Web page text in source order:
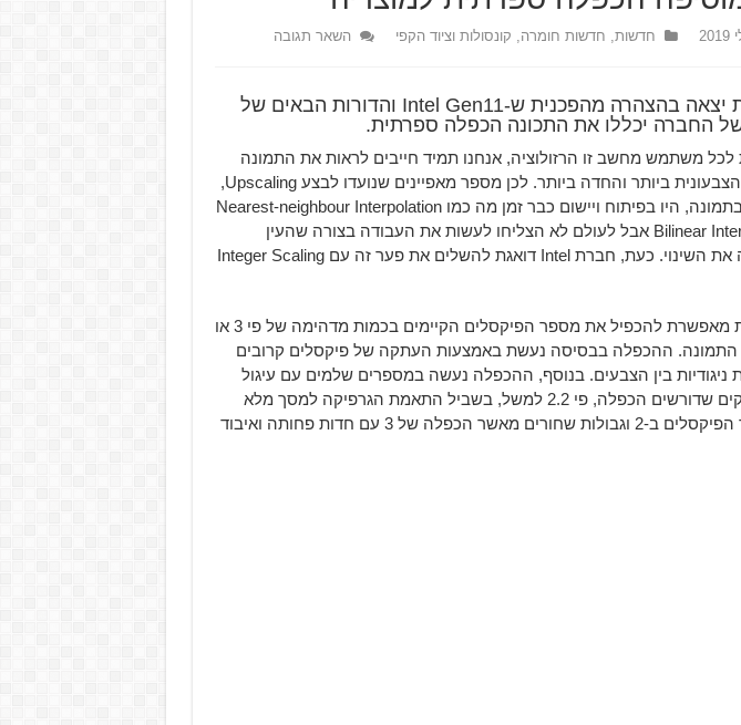
חדשות, חדשות חומרה, קונסולות וציוד הקפי
השאר תגובה
חברת Intel העולמית יצאה בהצהרה מהפכנית ש-Intel Gen11 והדורות הבאים של
החברה יכללו את התכונה הכפלה ספרתית.
משתמש מחשב זו הרזולוציה, אנחנו תמיד חייבים לראות את התמונה
בצורה המדויקת ביותר, הצבעונית ביותר והחדה ביותר. לכן מספר מאפיינים שנועדו לבצע Upscaling,
הכפלת כמות פיקסלים בתמונה, היו בפיתוח ויישום כבר זמן מה כמו Nearest-neighbour Interpolation
ו-Bilinear Interpolate Colour Values אבל לעולם לא הצליחו לעשות את העבודה בצורה שהעין
האנושית שלנו לא תראה את השינוי. כעת, חברת Intel דואגת להשלים את פער זה עם Integer Scaling
טכניקת הכפלה ספרתית מאפשרת להכפיל את מספר הפיקסלים הקיימים בכמות מדהימה של פי 3 או
התמונה. ההכפלה בבסיסה נעשת באמצעות העתקה של פיקסלים קרובים
ניגודיות בין הצבעים. בנוסף, ההכפלה נעשה במספרים שלמים עם עיגול
כלפי מטה, ככה שמשחקים שדורשים הכפלה, פי 2.2 למשל, בשביל התאמת הגרפיקה למסך מלא
יקבלו הכפלה של מספר הפיקסלים ב-2 וגבולות שחורים מאשר הכפלה של 3 עם חדות פחותה ואיבוד